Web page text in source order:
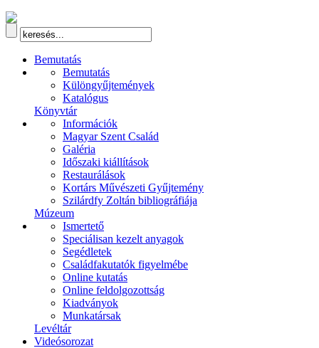
Bemutatás
Bemutatás
Különgyűjtemények
Katalógus
Könyvtár
Információk
Magyar Szent Család
Galéria
Időszaki kiállítások
Restaurálások
Kortárs Művészeti Gyűjtemény
Szilárdfy Zoltán bibliográfiája
Múzeum
Ismertető
Speciálisan kezelt anyagok
Segédletek
Családfakutatók figyelmébe
Online kutatás
Online feldolgozottság
Kiadványok
Munkatársak
Levéltár
Videósorozat